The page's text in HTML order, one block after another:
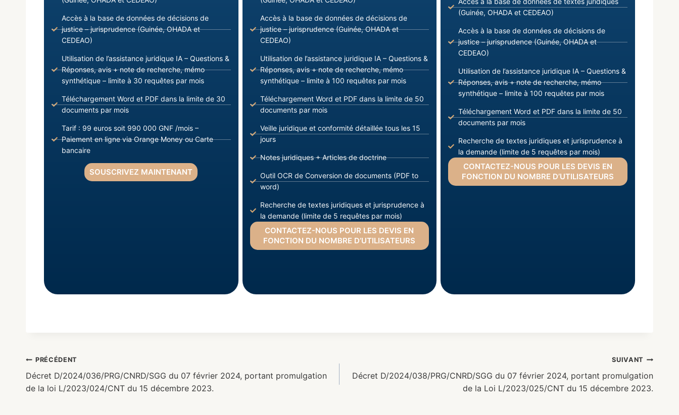
Accès à la base de données de décisions de
justice – jurisprudence (Guinée, OHADA et
CEDEAO)
Utilisation de l’assistance juridique IA – Questions &
Réponses, avis + note de recherche, mémo
synthétique – limite à 30 requêtes par mois
Téléchargement Word et PDF dans la limite de 30
documents par mois
Tarif : 99 euros soit 990 000 GNF /mois –
Paiement en ligne via Orange Money ou Carte
bancaire
SOUSCRIVEZ MAINTENANT
Accès à la base de données de décisions de
justice – jurisprudence (Guinée, OHADA et
CEDEAO)
Utilisation de l’assistance juridique IA – Questions &
Réponses, avis + note de recherche, mémo
synthétique – limite à 100 requêtes par mois
Téléchargement Word et PDF dans la limite de 50
documents par mois
Veille juridique et conformité détaillée tous les 15
jours
Notes juridiques + Articles de doctrine
Outil OCR de Conversion de documents (PDF to
word)
Recherche de textes juridiques et jurisprudence à
la demande (limite de 5 requêtes par mois)
CONTACTEZ-NOUS POUR LES DEVIS EN
FONCTION DU NOMBRE D’UTILISATEURS
(Guinée, OHADA et CEDEAO)
Accès à la base de données de décisions de
justice – jurisprudence (Guinée, OHADA et
CEDEAO)
Utilisation de l’assistance juridique IA – Questions &
Réponses, avis + note de recherche, mémo
synthétique – limite à 100 requêtes par mois
Téléchargement Word et PDF dans la limite de 50
documents par mois
Recherche de textes juridiques et jurisprudence à
la demande (limite de 5 requêtes par mois)
CONTACTEZ-NOUS POUR LES DEVIS EN
FONCTION DU NOMBRE D’UTILISATEURS
PRÉCÉDENT
Décret D/2024/036/PRG/CNRD/SGG du 07 février 2024, portant promulgation
de la loi L/2023/024/CNT du 15 décembre 2023.
SUIVANT
Décret D/2024/038/PRG/CNRD/SGG du 07 février 2024, portant promulgation
de la Loi L/2023/025/CNT du 15 décembre 2023.